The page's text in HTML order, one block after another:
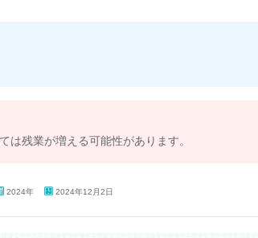
は残業が増える可能性があります。
2024年 2024年12月2日